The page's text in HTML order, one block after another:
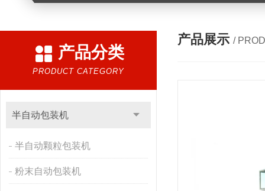
产品分类
PRODUCT CATEGORY
半自动包装机
半自动颗粒包装机
粉末自动包装机
产品展示 /